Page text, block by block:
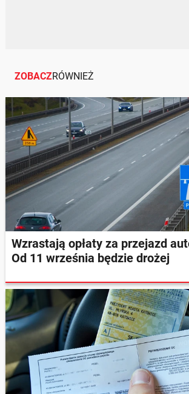
ZOBACZRÓWNIEŻ
Wzrastają opłaty za przejazd
Od 11 września będzie drożej